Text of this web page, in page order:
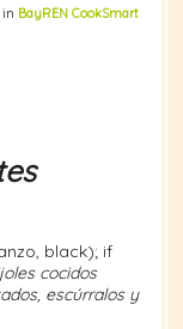
in BayREN CookSmart
black); if
cocidos
escúrralos y